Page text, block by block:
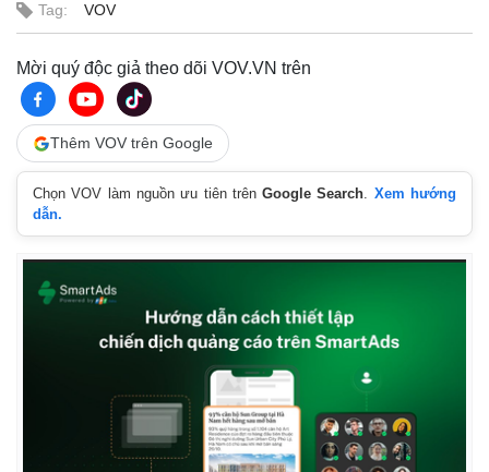
Tag: VOV
Mời quý độc giả theo dõi VOV.VN trên
Thêm VOV trên Google
Chọn VOV làm nguồn ưu tiên trênGoogle Search. Xem hướng
dẫn.